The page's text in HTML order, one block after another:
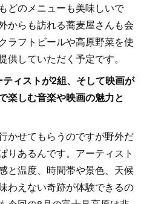
どのメニューも美味しいで
からも訪れる蕎麦屋さんも会
ラフトビールや高原野菜を使
していただく予定です。
ィストが2組、そして映画が
楽しむ音楽や映画の魅力と
かせてもらうのですが野外だ
りあるんです。アーティスト
と温度、時間帯や景色、天候
わえない奇跡が体験できるの